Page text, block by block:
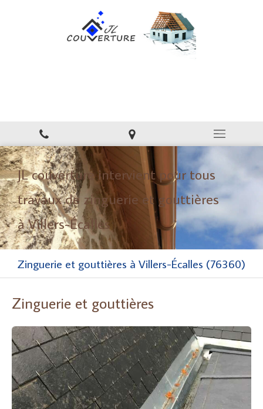
JL couverture intervient pour tous
travaux de zinguerie et gouttières
à Villers-Écalles
Zinguerie et gouttières à Villers-Écalles (76360)
Zinguerie et gouttières